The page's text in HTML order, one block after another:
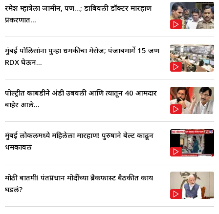
रमेश म्हात्रेला जामीन, पण...; डोंबिवली डॉक्टर मारहाण
प्रकरणात...
मुंबई पोलिसांना पुन्हा धमकीचा मेसेज; पंजाबमार्गे 15 जण
RDX घेऊन...
पोल्ट्रीत कोंबडीने अंडी उबवली आणि त्यातून 40 आमदार
बाहेर आले...
मुंबई लोकलमध्ये महिलेला मारहाण! पुरुषाने बेल्ट काढून
धमकावलं
मोठी बातमी! पंतप्रधान मोदींच्या ब्रेकफास्ट बैठकीत काय
घडलं?